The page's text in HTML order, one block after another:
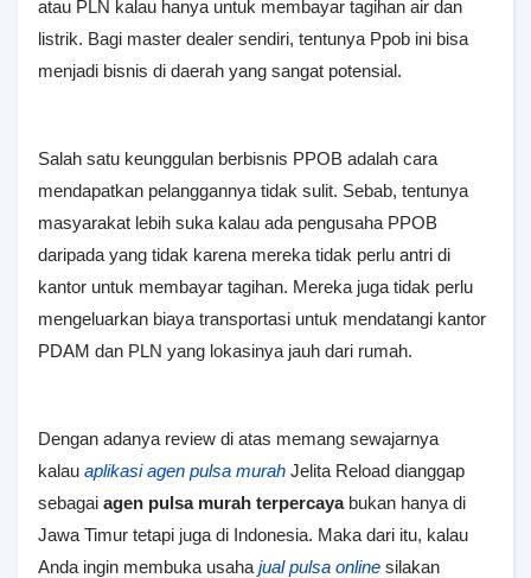
atau PLN kalau hanya untuk membayar tagihan air dan
listrik. Bagi master dealer sendiri, tentunya Ppob ini bisa
menjadi bisnis di daerah yang sangat potensial.
Salah satu keunggulan berbisnis PPOB adalah cara
mendapatkan pelanggannya tidak sulit. Sebab, tentunya
masyarakat lebih suka kalau ada pengusaha PPOB
daripada yang tidak karena mereka tidak perlu antri di
kantor untuk membayar tagihan. Mereka juga tidak perlu
mengeluarkan biaya transportasi untuk mendatangi kantor
PDAM dan PLN yang lokasinya jauh dari rumah.
Dengan adanya review di atas memang sewajarnya
kalau aplikasi agen pulsa murah Jelita Reload dianggap
sebagai agen pulsa murah terpercaya bukan hanya di
Jawa Timur tetapi juga di Indonesia. Maka dari itu, kalau
Anda ingin membuka usaha jual pulsa online silakan